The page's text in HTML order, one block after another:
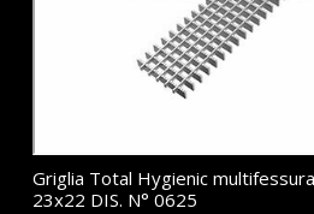
Griglia Total Hygienic
23x22 DIS. N° 0625